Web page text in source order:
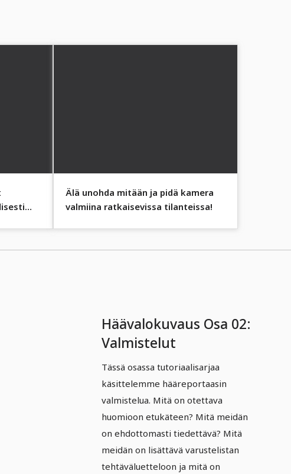
Älä unohda mitään ja pidä kamera
valmiina ratkaisevissa tilanteissa!
Häävalokuvaus Osa 02:
Valmistelut
Tässä osassa tutoriaalisarjaa
käsittelemme hääreportaasin
valmistelua. Mitä on otettava
huomioon etukäteen? Mitä meidän
on ehdottomasti tiedettävä? Mitä
meidän on lisättävä varustelistan
tehtäväluetteloon ja mitä on